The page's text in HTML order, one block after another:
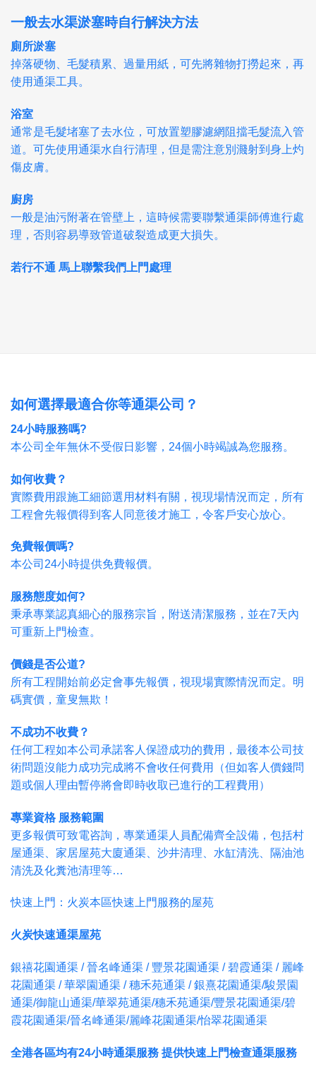
一般去水渠淤塞時自行解決方法
廁所淤塞
掉落硬物、毛髮積累、過量用紙，可先將雜物打撈起來，再
使用通渠工具。
浴室
通常是毛髮堵塞了去水位，可放置塑膠濾網阻擋毛髮流入管
道。可先使用通渠水自行清理，但是需注意別濺射到身上灼
傷皮膚。
廚房
一般是油污附著在管壁上，這時候需要聯繫通渠師傅進行處
理，否則容易導致管道破裂造成更大損失。
若行不通 馬上聯繫我們上門處理
如何選擇最適合你等通渠公司？
24小時服務嗎?
本公司全年無休不受假日影響，24個小時竭誠為您服務。
如何收費？
實際費用跟施工細節選用材料有關，視現場情況而定，所有
工程會先報價得到客人同意後才施工，令客戶安心放心。
免費報價嗎?
本公司24小時提供免費報價。
服務態度如何?
秉承專業認真細心的服務宗旨，附送清潔服務，並在7天內
可重新上門檢查。
價錢是否公道?
所有工程開始前必定會事先報價，視現場實際情況而定。明
碼實價，童叟無欺！
不成功不收費？
任何工程如本公司承諾客人保證成功的費用，最後本公司技
術問題沒能力成功完成將不會收任何費用（但如客人價錢問
題或個人理由暫停將會即時收取已進行的工程費用）
專業資格 服務範圍
更多報價可致電咨詢，專業通渠人員配備齊全設備，包括村
屋通渠、家居屋苑大廈通渠、沙井清理、水缸清洗、隔油池
清洗及化糞池清理等…
快速上門：火炭本區快速上門服務的屋苑
火炭快速通渠屋苑
銀禧花園通渠 / 晉名峰通渠 / 豐景花園通渠 / 碧霞通渠 / 麗峰
花園通渠 / 華翠園通渠 / 穗禾苑通渠 / 銀熹花園通渠/駿景園
通渠/御龍山通渠/華翠苑通渠/穗禾苑通渠/豐景花園通渠/碧
霞花園通渠/晉名峰通渠/麗峰花園通渠/怡翠花園通渠
全港各區均有24小時通渠服務 提供快速上門檢查通渠服務